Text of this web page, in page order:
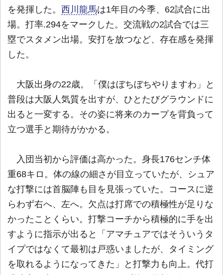
を発揮した。 西川龍馬は1年目の今季、62試合に出
場。打率.294をマークした。交流戦の2試合では三
塁でスタメン出場。安打を放つなど、存在感を発揮
した。
大阪出身の22歳。「僕はぼちぼちやりますわ」と
普段は大阪人気質を出すが、ひとたびグラウンドに
出ると一変する。その姿に将来のカープを背負って
立つ選手と期待がかかる。
入団当初から評価は高かった。身長176センチ体
重68キロ。体の線の細さが目立っていたが、シュア
な打撃には首脳陣も目を見張っていた。コースに逆
らわず右へ、左へ。欠点は打席での積極性が足りな
かったことくらい。打撃コーチから積極的に手を出
すように指示が出ると「アマチュアではそういうタ
イプではなくて最初は戸惑いましたが、タイミング
を取れるようになってきた」と打撃力も向上。代打